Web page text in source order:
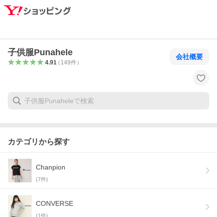
子供服Punahele
4.91（ 149件）
会社概要
カテゴリから探す
Chanpion
(7件)
CONVERSE
(1件)